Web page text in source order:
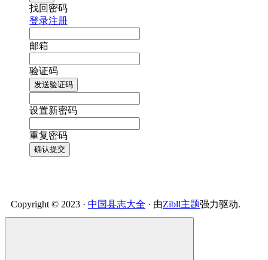
找回密码
登录注册
邮箱
验证码
发送验证码
设置新密码
重复密码
确认提交
Copyright © 2023 · 中国县志大全 · 由Zibll主题强力驱动.